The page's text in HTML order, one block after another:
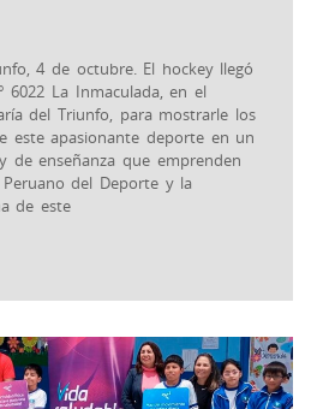
4 de octubre. El hockey llegó
6022 La Inmaculada, en el
del Triunfo, para mostrarle los
este apasionante deporte en un
de enseñanza que emprenden
del Deporte y la
de este